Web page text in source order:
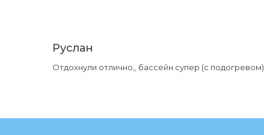
Руслан
Отдохнули отлично,, бассейн супер (с